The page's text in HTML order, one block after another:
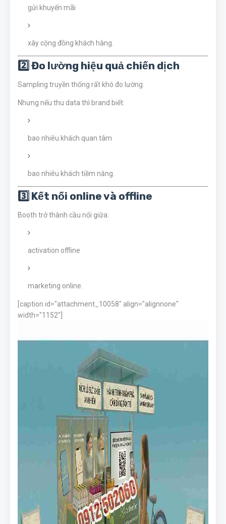
gửi khuyến mãi
xây cộng đồng khách hàng.
2️⃣ Đo lường hiệu quả chiến dịch
Sampling truyền thống rất khó đo lường.
Nhưng nếu thu data thì brand biết:
bao nhiêu khách quan tâm
bao nhiêu khách tiềm năng.
3️⃣ Kết nối online và offline
Booth trở thành cầu nối giữa:
activation offline
marketing online.
[caption id="attachment_10058" align="alignnone"
width="1152"]